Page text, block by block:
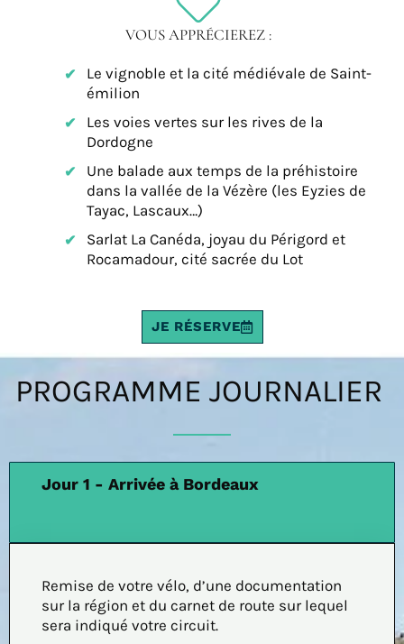
VOUS APPRÉCIEREZ :
Le vignoble et la cité médiévale de Saint-
émilion
Les voies vertes sur les rives de la
Dordogne
Une balade aux temps de la préhistoire
dans la vallée de la Vézère (les Eyzies de
Tayac, Lascaux…)
Sarlat La Canéda, joyau du Périgord et
Rocamadour, cité sacrée du Lot
JE RÉSERVE
PROGRAMME JOURNALIER
Jour 1 - Arrivée à Bordeaux
Remise de votre vélo, d’une documentation
sur la région et du carnet de route sur lequel
sera indiqué votre circuit.